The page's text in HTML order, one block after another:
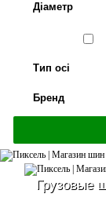
Діаметр
Тип осі
Бренд
Грузовые